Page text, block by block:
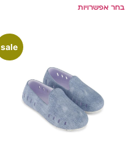
בחר אפשרויות
sale